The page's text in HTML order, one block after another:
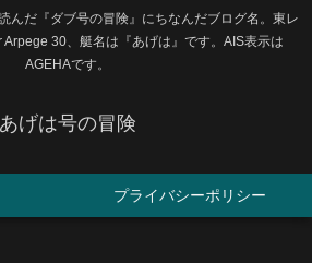
んだ『ダブ号の冒険』にちなんだブログ名。東レ
30、艇名は『あげは』です。AIS表示は
AGEHAです。
あげは号の冒険
プライバシーポリシー